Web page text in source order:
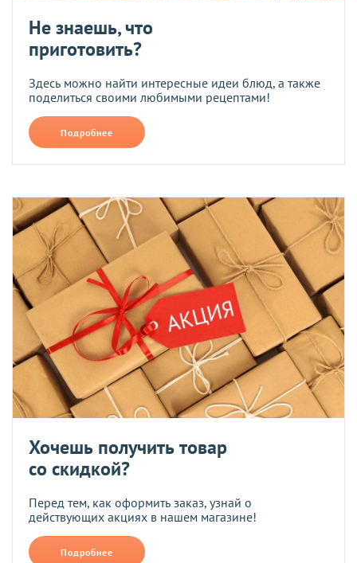
Не знаешь, что
приготовить?
Здесь можно найти интересные идеи блюд, а также
поделиться своими любимыми рецептами!
Подробнее
Хочешь получить товар
со скидкой?
Перед тем, как оформить заказ, узнай о
действующих акциях в нашем магазине!
Подробнее